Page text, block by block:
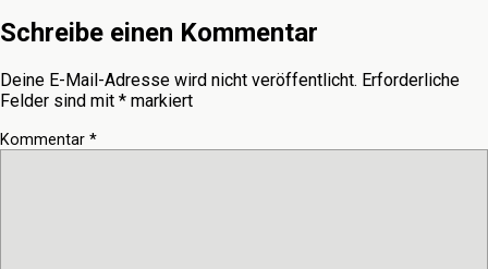
Schreibe einen Kommentar
Deine E-Mail-Adresse wird nicht veröffentlicht. Erforderliche
Felder sind mit * markiert
Kommentar *